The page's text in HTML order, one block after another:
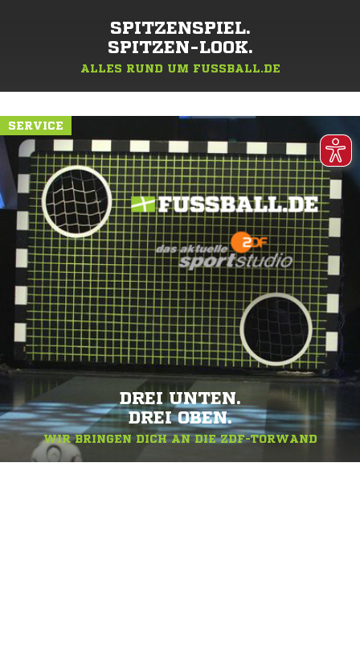
SPITZENSPIEL.
SPITZEN-LOOK.
ALLES RUND UM FUSSBALL.DE
SERVICE
DREI UNTEN.
DREI OBEN.